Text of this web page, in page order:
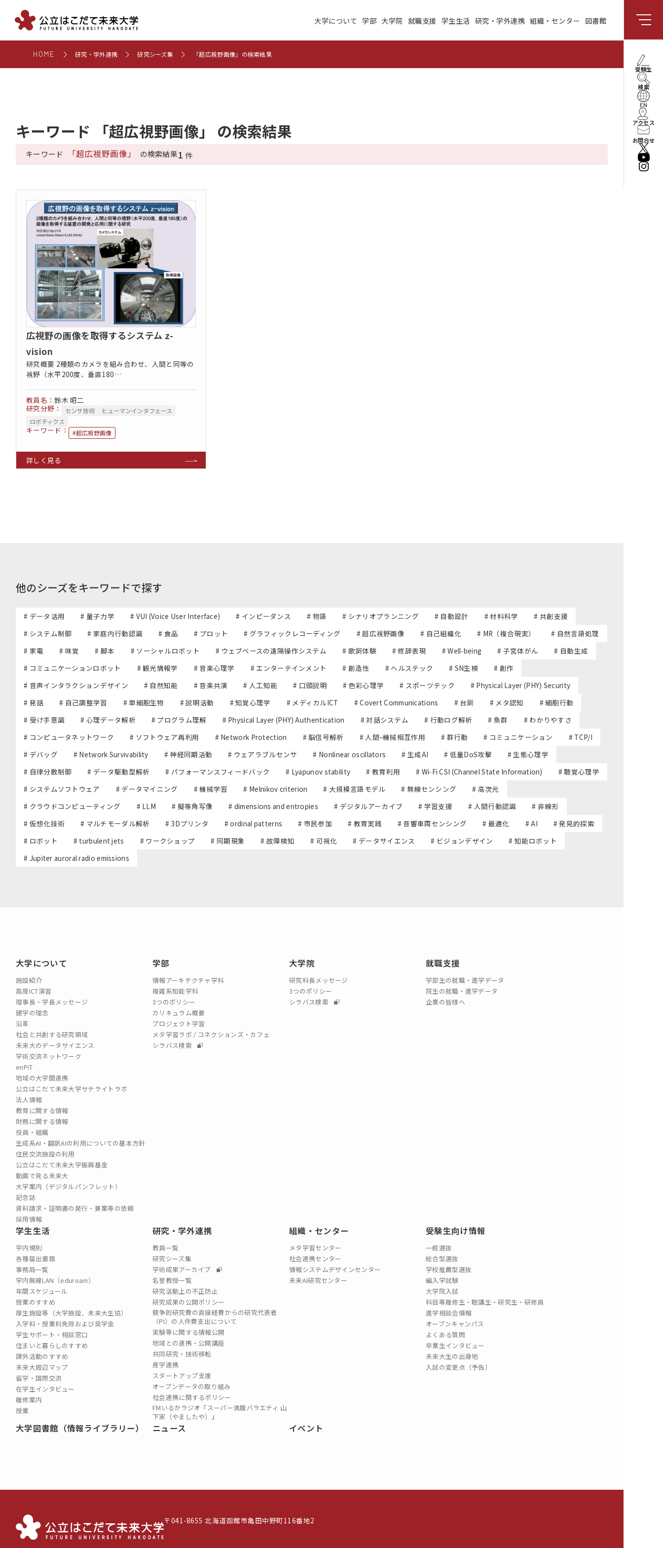
大学について 学部 大学院 就職支援 学生生活 研究・学外連携 組織・センター 図書館
コンセプト動画
施設紹介 高度ICT演習
未来大のデータサイエ
ンス
受験生
検索
EN
アクセス
お問合せ
HOME 研究・学外連携 研究シーズ集 「超広視野画像」の検索結果
キーワード 「超広視野画像」 の検索結果
キーワード 「超広視野画像」 の検索結果1 件
広視野の画像を取得するシステム z-
vision
研究概要 2種類のカメラを組み合わせ、人間と同等の
視野（水平200度、垂直180…
鈴木 昭二
研究分野：
センサ技術
ヒューマンインタフェース
ロボティクス
キーワード： #超広視野画像
他のシーズをキーワードで探す
# データ活用 # 量子力学 # VUI (Voice User Interface) # インピーダンス # 物語 # シナリオプランニング # 自動設計 # 材料科学
# 共創支援
# システム制御
# 家庭内行動認識 # 食品 # プロット # グラフィックレコーディング # 超広視野画像 # 自己組織化 # MR（複合現実）
# 自然言語処理
# 家電
# 味覚 # 脚本 # ソーシャルロボット # ウェブベースの遠隔操作システム # 歌詞体験 # 修辞表現 # Well-being # 子宮体がん
# 自動生成
# コミュニケーションロボット
# 観光情報学 # 音楽心理学 # エンターテインメント # 創造性 # ヘルステック # SN生検
# 創作
# 音声インタラクションデザイン
# 自然知能 # 音楽共演 # 人工知能 # 口頭説明 # 色彩心理学 # スポーツテック
# Physical Layer (PHY) Security
# 発話
# 自己調整学習 # 単細胞生物 # 説明活動 # 知覚心理学 # メディカルICT # Covert Communications # 台詞 # メタ認知
# 細胞行動
# 受け手意識
# 心理データ解析 # プログラム理解 # Physical Layer (PHY) Authentication # 対話システム # 行動ログ解析 # 魚群
# わかりやすさ
# コンピュータネットワーク
# ソフトウェア再利用 # Network Protection # 脳信号解析 # 人間–機械相互作用 # 群行動 # コミュニケーション
# TCP/I
# デバッグ
# Network Survivability # 神経同期活動 # ウェアラブルセンサ # Nonlinear oscillators # 生成AI # 低量DoS攻撃
# 生態心理学
# 自律分散制御
# データ駆動型解析 # パフォーマンスフィードバック # Lyapunov stability # 教育利用 # Wi-Fi CSI (Channel State Information)
# 聴覚心理学
# システムソフトウェア
# データマイニング # 機械学習 # Melnikov criterion # 大規模言語モデル # 無線センシング
# 高次元
# クラウドコンピューティング
# LLM # 擬等角写像 # dimensions and entropies # デジタルアーカイブ # 学習支援 # 人間行動認識
# 非線形
# 仮想化技術
# マルチモーダル解析 # 3Dプリンタ # ordinal patterns # 市民参加 # 教育実践 # 音響車両センシング # 最適化 # AI
# 発見的探索
# ロボット
# turbulent jets # ワークショップ # 同期現象 # 故障検知 # 可視化 # データサイエンス # ビジョンデザイン
# 知能ロボット
# Jupiter auroral radio emissions
大学について
施設紹介
高度ICT演習
理事長・学長メッセージ
建学の理念
沿革
社会と共創する研究領域
未来大のデータサイエンス
学術交流ネットワーク
enPiT
地域の大学間連携
公立はこだて未来大学サテライトラボ
法人情報
教育に関する情報
財務に関する情報
役員・組織
生成系AI・翻訳AIの利用についての基本方針
住民交流施設の利用
公立はこだて未来大学振興基金
動画で見る未来大
大学案内（デジタルパンフレット）
記念誌
資料請求・証明書の発行・兼業等の依頼
採用情報
学部
情報アーキテクチャ学科
複雑系知能学科
3つのポリシー
カリキュラム概要
プロジェクト学習
メタ学習ラボ / コネクションズ・カフェ
シラバス検索
大学院
研究科長メッセージ
3つのポリシー
シラバス検索
就職支援
学部生の就職・進学データ
院生の就職・進学データ
企業の皆様へ
学生生活
学内規則
各種届出書類
事務局一覧
学内無線LAN（eduroam）
年間スケジュール
授業のすすめ
厚生施設等（大学施設、未来大生協）
入学料・授業料免除および奨学金
学生サポート・相談窓口
住まいと暮らしのすすめ
課外活動のすすめ
未来大周辺マップ
留学・国際交流
在学生インタビュー
履修案内
授業
研究・学外連携
教員一覧
研究シーズ集
学術成果アーカイブ
名誉教授一覧
研究活動上の不正防止
研究成果の公開ポリシー
競争的研究費の直接経費からの研究代表者
（PI）の⼈件費⽀出について
実験等に関する情報公開
地域との連携・公開講座
共同研究・技術移転
産学連携
スタートアップ支援
オープンデータの取り組み
社会連携に関するポリシー
FMいるかラジオ『スーパー満腹バラエティ 山
下家（やましたや）』
組織・センター
メタ学習センター
社会連携センター
情報システムデザインセンター
未来AI研究センター
受験生向け情報
一般選抜
総合型選抜
学校推薦型選抜
編入学試験
大学院入試
科目等履修生・聴講生・研究生・研修員
進学相談会情報
オープンキャンパス
よくある質問
卒業生インタビュー
未来大生の出身地
入試の変更点（予告）
大学図書館（情報ライブラリー） ニュース イベント
〒041-8655 北海道函館市亀田中野町116番地2